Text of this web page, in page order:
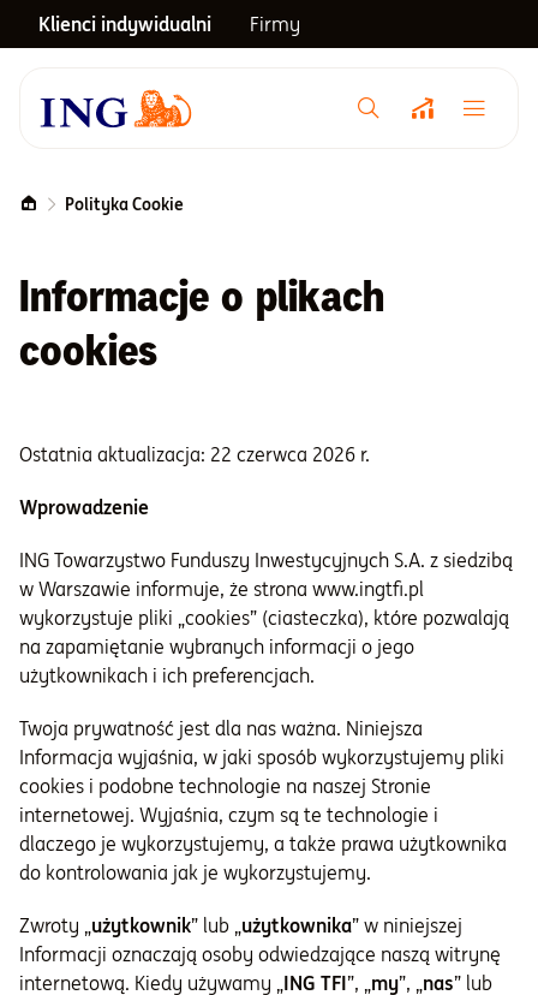
Klienci indywidualni Firmy
Menu główne
Notowania
Emerytura
Inwestycje
Centrum pomocy
Informacje i dokumenty
O nas
Otwórz konto
Zaloguj
Polityka Cookie
Informacje o plikach
cookies
Ostatnia aktualizacja: 22 czerwca 2026 r.
Wprowadzenie
ING Towarzystwo Funduszy Inwestycyjnych S.A. z siedzibą
w Warszawie informuje, że strona www.ingtfi.pl
wykorzystuje pliki „cookies” (ciasteczka), które pozwalają
na zapamiętanie wybranych informacji o jego
użytkownikach i ich preferencjach.
Twoja prywatność jest dla nas ważna. Niniejsza
Informacja wyjaśnia, w jaki sposób wykorzystujemy pliki
cookies i podobne technologie na naszej Stronie
internetowej. Wyjaśnia, czym są te technologie i
dlaczego je wykorzystujemy, a także prawa użytkownika
do kontrolowania jak je wykorzystujemy.
Zwroty „użytkownik” lub „użytkownika” w niniejszej
Informacji oznaczają osoby odwiedzające naszą witrynę
internetową. Kiedy używamy „ING TFI”, „my”, „nas” lub